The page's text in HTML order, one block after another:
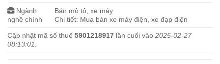
Ngành
nghề chính
Bán mô tô, xe máy
Chi tiết: Mua bán xe máy điện, xe đạp điện
Cập nhật mã số thuế 5901218917 lần cuối vào 2025-02-27
08:13:01